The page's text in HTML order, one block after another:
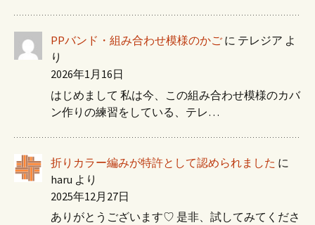
PPバンド・組み合わせ模様のかご に テレジア よ
り
2026年1月16日
はじめまして 私は今、この組み合わせ模様のカバ
ン作りの練習をしている、テレ…
折りカラー編みが特許として認められました に
haru より
2025年12月27日
ありがとうございます♡ 是非、試してみてくださ